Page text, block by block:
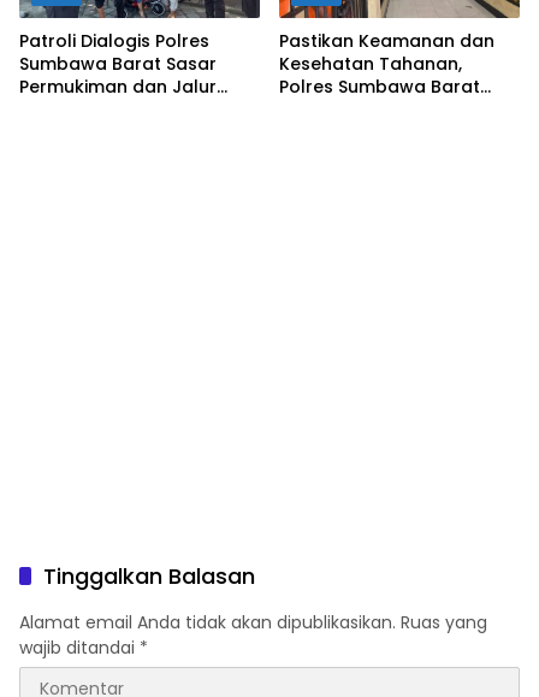
Patroli Dialogis Polres
Sumbawa Barat Sasar
Permukiman dan Jalur
Pastikan Keamanan dan
Kesehatan Tahanan,
Polres Sumbawa Barat
Tinggalkan Balasan
Alamat email Anda tidak akan dipublikasikan. Ruas yang
wajib ditandai *